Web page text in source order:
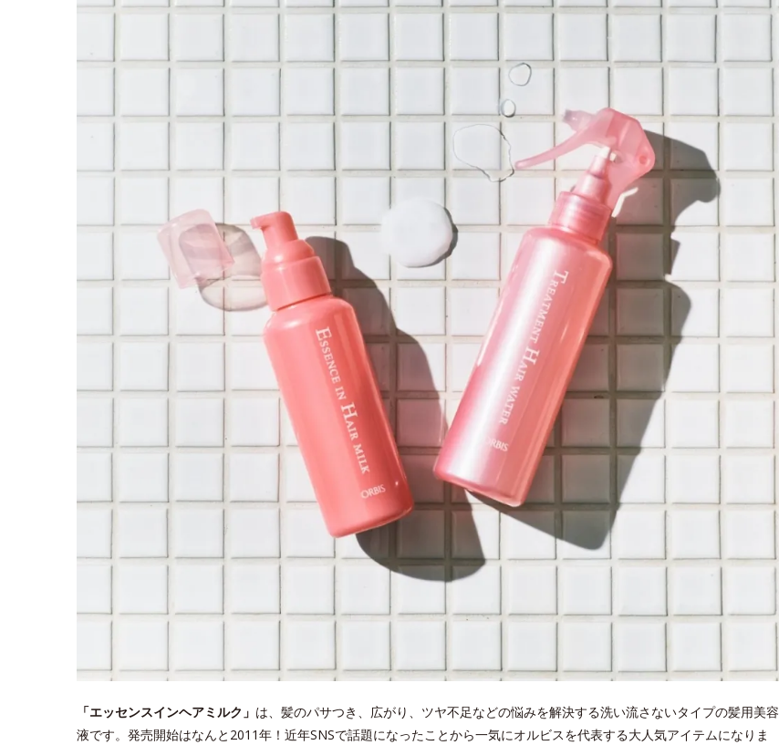
「エッセンスインヘアミルク」 は、髪のパサつき、広がり、ツヤ不足などの悩みを解決する洗い流さないタイプの髪用美容
液です。発売開始はなんと2011年！近年SNSで話題になったことから一気にオルビスを代表する大人気アイテムになりま